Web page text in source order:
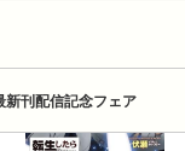
新刊配信記念フェア